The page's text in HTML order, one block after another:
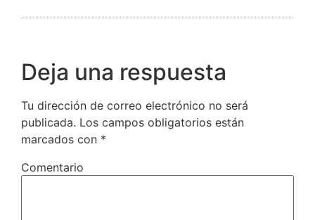
Deja una respuesta
Tu dirección de correo electrónico no será
publicada. Los campos obligatorios están
marcados con *
Comentario